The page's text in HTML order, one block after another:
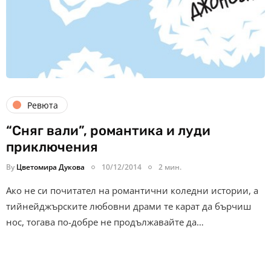
Ревюта
“Сняг вали”, романтика и луди
приключения
By Цветомира Дукова 10/12/2014 2 мин.
Ако не си почитател на романтични коледни истории, а
тийнейджърските любовни драми те карат да бърчиш
нос, тогава по-добре не продължавайте да…